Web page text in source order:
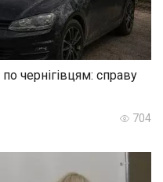
чернігівцям: справу
704